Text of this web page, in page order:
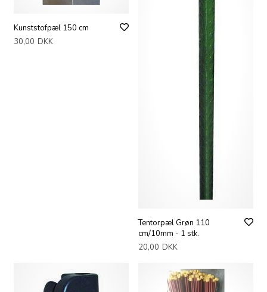
Kunststofpæl 150 cm
30,00 DKK
Tentorpæl Grøn 110
cm/10mm - 1 stk.
20,00 DKK